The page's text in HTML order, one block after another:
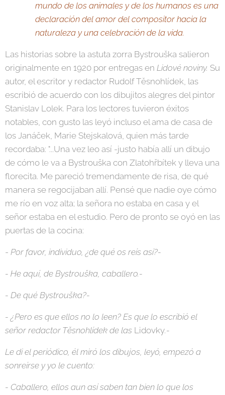
mundo de los animales y de los humanos es una
declaración del amor del compositor hacia la
naturaleza y una celebración de la vida.
Las historias sobre la astuta zorra Bystrouška salieron
originalmente en 1920 por entregas en Lidové noviny. Su
autor, el escritor y redactor Rudolf Těsnohlídek, las
escribió de acuerdo con los dibujitos alegres del pintor
Stanislav Lolek. Para los lectores tuvieron éxitos
notables, con gusto las leyó incluso el ama de casa de
los Janáček, Marie Stejskalová, quien más tarde
recordaba: "...Una vez leo así -justo había allí un dibujo
de cómo le va a Bystrouška con Zlatohřbítek y lleva una
florecita. Me pareció tremendamente de risa, de qué
manera se regocijaban allí. Pensé que nadie oye cómo
me río en voz alta; la señora no estaba en casa y el
señor estaba en el estudio. Pero de pronto se oyó en las
puertas de la cocina:
- Por favor, individuo, ¿de qué os reís así?-
- He aquí, de Bystrouška, caballero.-
- De qué Bystrouška?-
- ¿Pero es que ellos no lo leen? Es que lo escribió el
señor redactor Těsnohlídek de las Lidovky.-
Le di el periódico, él miró los dibujos, leyó, empezó a
sonreírse y yo le cuento:
- Caballero, ellos aun así saben tan bien lo que los